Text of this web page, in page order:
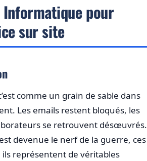
pour
sur site
comme un grain de sable dans
Les emails restent bloqués, les
se retrouvent désœuvrés.
devenue le nerf de la guerre, ces
représentent de véritables